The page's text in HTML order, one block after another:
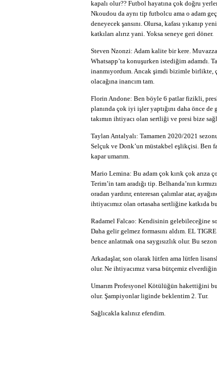
kapalı olur?? Futbol hayatına çok doğru
Nkoudou da aynı tip futbolcu ama o adam
deneyecek şansını. Olursa, kafası yıkanıp
katkıları alırız yani. Yoksa seneye geri döner.
Steven Nzonzi: Adam kalite bir kere.
Whatsapp’ta konuşurken istediğim adamdı.
inanmıyordum. Ancak şimdi bizimle
olacağına inancım tam.
Florin Andone: Ben böyle 6 patlar fizikli,
planında çok iyi işler yaptığını daha önce
takımın ihtiyacı olan sertliği ve presi bize
Taylan Antalyalı: Tamamen 2020/2021
Selçuk ve Donk’un müstakbel eşlikçisi. Ben
kapar umarım.
Mario Lemina: Bu adam çok kırık çok arıza
Terim’in tam aradığı tip. Belhanda’nın
oradan yardırır, enteresan çalımlar atar,
ihtiyacımız olan ortasaha sertliğine katkıda
Radamel Falcao: Kendisinin gelebileceğine
Daha gelir gelmez formasını aldım. EL
bence anlatmak ona saygısızlık olur. Bu
Arkadaşlar, son olarak lütfen ama lütfen
olur. Ne ihtiyacımız varsa bütçemiz
Umarım Profesyonel Kötülüğün hakettiğini
olur. Şampiyonlar liginde beklentim 2. Tur.
Sağlıcakla kalınız efendim.